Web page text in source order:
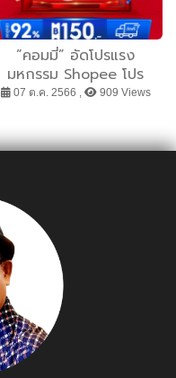
”คอมมี่” อัดโปรแรง
มหกรรม Shopee โปร
10.10 Brand Festival ลด
07 ต.ค. 2566 , 909 Views